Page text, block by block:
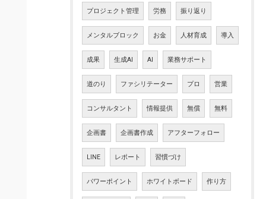
プロジェクト管理 労務 振り返り
メンタルブロック お金 人材育成 導入
成果 生成AI AI 業務サポート
道のり ファシリテーター プロ 営業
コンサルタント 情報提供 無償 無料
企画書 企画書作成 アフターフォロー
LINE レポート 習慣づけ
パワーポイント ホワイトボード 作り方